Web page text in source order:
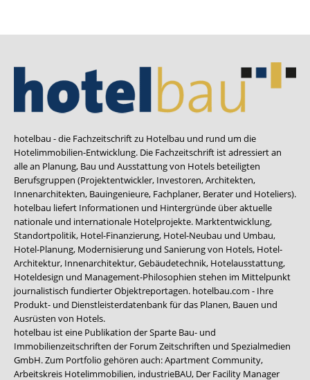
hotelbau - die Fachzeitschrift zu Hotelbau und rund um die
Hotelimmobilien-Entwicklung. Die Fachzeitschrift ist adressiert an
alle an Planung, Bau und Ausstattung von Hotels beteiligten
Berufsgruppen (Projektentwickler, Investoren, Architekten,
Innenarchitekten, Bauingenieure, Fachplaner, Berater und Hoteliers).
hotelbau liefert Informationen und Hintergründe über aktuelle
nationale und internationale Hotelprojekte. Marktentwicklung,
Standortpolitik, Hotel-Finanzierung, Hotel-Neubau und Umbau,
Hotel-Planung, Modernisierung und Sanierung von Hotels, Hotel-
Architektur, Innenarchitektur, Gebäudetechnik, Hotelausstattung,
Hoteldesign und Management-Philosophien stehen im Mittelpunkt
journalistisch fundierter Objektreportagen. hotelbau.com - Ihre
Produkt- und Dienstleisterdatenbank für das Planen, Bauen und
Ausrüsten von Hotels.
hotelbau ist eine Publikation der Sparte Bau- und
Immobilienzeitschriften der Forum Zeitschriften und Spezialmedien
GmbH. Zum Portfolio gehören auch:Apartment Community,
Arbeitskreis Hotelimmobilien, industrieBAU, Der Facility Manager